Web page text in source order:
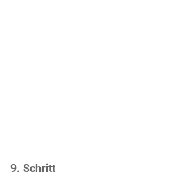
9. Schritt